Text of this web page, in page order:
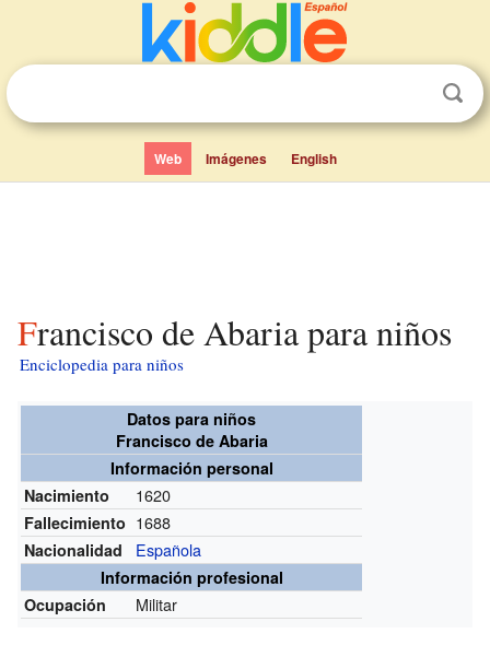
Web Imágenes English
Francisco de Abaria para niños
Enciclopedia para niños
Datos para niños
Francisco de Abaria
Información personal
Nacimiento
1620
Fallecimiento 1688
Nacionalidad Española
Información profesional
Ocupación
Militar